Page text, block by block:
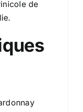
de